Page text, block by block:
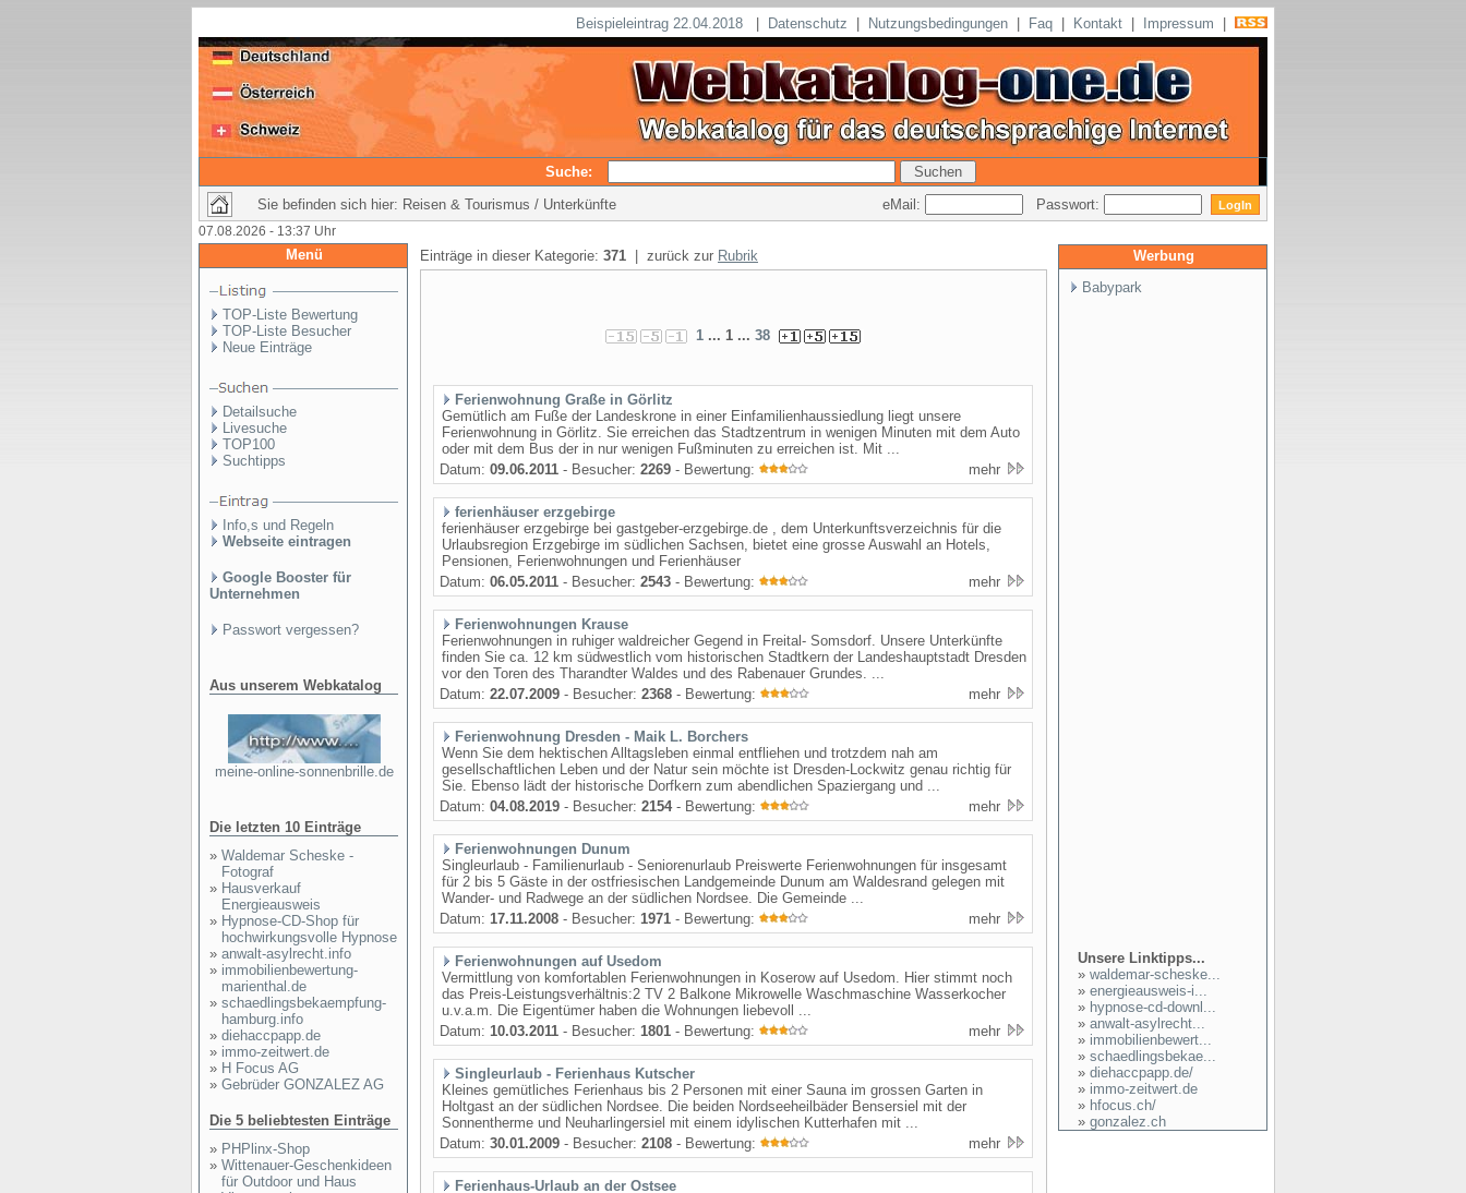
Beispieleintrag 22.04.2018 Datenschutz Nutzungsbedingungen Faq Kontakt Impressum
Suche:
Sie befinden sich hier: Reisen & Tourismus / Unterkünfte
eMail: Passwort:
07.08.2026 - 13:37 Uhr
Menü
TOP-Liste Bewertung
TOP-Liste Besucher
Neue Einträge
Detailsuche
Livesuche
TOP100
Suchtipps
Info,s und Regeln
Webseite eintragen
Google Booster für
Unternehmen
Passwort vergessen?
Aus unserem Webkatalog
meine-online-sonnenbrille.de
Die letzten 10 Einträge
» Waldemar Scheske -
Fotograf
» Hausverkauf
Energieausweis
» Hypnose-CD-Shop für
hochwirkungsvolle Hypnose
» anwalt-asylrecht.info
» immobilienbewertung-
marienthal.de
» schaedlingsbekaempfung-
hamburg.info
» diehaccpapp.de
» immo-zeitwert.de
» H Focus AG
» Gebrüder GONZALEZ AG
Die 5 beliebtesten Einträge
» PHPlinx-Shop
» Wittenauer-Geschenkideen
für Outdoor und Haus
Einträge in dieser Kategorie: 371 | zurück zur Rubrik
1 ... 1 ... 38
Ferienwohnung Graße in Görlitz
Gemütlich am Fuße der Landeskrone in einer Einfamilienhaussiedlung liegt unsere
Ferienwohnung in Görlitz. Sie erreichen das Stadtzentrum in wenigen Minuten mit dem Auto
oder mit dem Bus der in nur wenigen Fußminuten zu erreichen ist. Mit ...
Datum: 09.06.2011 - Besucher: 2269 - Bewertung: mehr
ferienhäuser erzgebirge
ferienhäuser erzgebirge bei gastgeber-erzgebirge.de , dem Unterkunftsverzeichnis für die
Urlaubsregion Erzgebirge im südlichen Sachsen, bietet eine grosse Auswahl an Hotels,
Pensionen, Ferienwohnungen und Ferienhäuser
Datum: 06.05.2011 - Besucher: 2543 - Bewertung: mehr
Ferienwohnungen Krause
Ferienwohnungen in ruhiger waldreicher Gegend in Freital- Somsdorf. Unsere Unterkünfte
finden Sie ca. 12 km südwestlich vom historischen Stadtkern der Landeshauptstadt Dresden
vor den Toren des Tharandter Waldes und des Rabenauer Grundes. ...
Datum: 22.07.2009 - Besucher: 2368 - Bewertung: mehr
Ferienwohnung Dresden - Maik L. Borchers
Wenn Sie dem hektischen Alltagsleben einmal entfliehen und trotzdem nah am
gesellschaftlichen Leben und der Natur sein möchte ist Dresden-Lockwitz genau richtig für
Sie. Ebenso lädt der historische Dorfkern zum abendlichen Spaziergang und ...
Datum: 04.08.2019 - Besucher: 2154- Bewertung: mehr
Ferienwohnungen Dunum
Singleurlaub - Familienurlaub - Seniorenurlaub Preiswerte Ferienwohnungen für insgesamt
für 2 bis 5 Gäste in der ostfriesischen Landgemeinde Dunum am Waldesrand gelegen mit
Wander- und Radwege an der südlichen Nordsee. Die Gemeinde ...
Datum: 17.11.2008 - Besucher: 1971 - Bewertung: mehr
Ferienwohnungen auf Usedom
Vermittlung von komfortablen Ferienwohnungen in Koserow auf Usedom. Hier stimmt noch
das Preis-Leistungsverhältnis:2 TV 2 Balkone Mikrowelle Waschmaschine Wasserkocher
u.v.a.m. Die Eigentümer haben die Wohnungen liebevoll ...
Datum: 10.03.2011 - Besucher: 1801 - Bewertung: mehr
Singleurlaub - Ferienhaus Kutscher
Kleines gemütliches Ferienhaus bis 2 Personen mit einer Sauna im grossen Garten in
Holtgast an der südlichen Nordsee. Die beiden Nordseeheilbäder Bensersiel mit der
Sonnentherme und Neuharlingersiel mit einem idylischen Kutterhafen mit ...
Datum: 30.01.2009 - Besucher: 2108 - Bewertung: mehr
Ferienhaus-Urlaub an der Ostsee
Werbung
Babypark
Unsere Linktipps...
» waldemar-scheske...
» energieausweis-i...
» hypnose-cd-downl...
» anwalt-asylrecht...
» immobilienbewert...
» schaedlingsbekae...
» diehaccpapp.de/
» immo-zeitwert.de
» hfocus.ch/
» gonzalez.ch